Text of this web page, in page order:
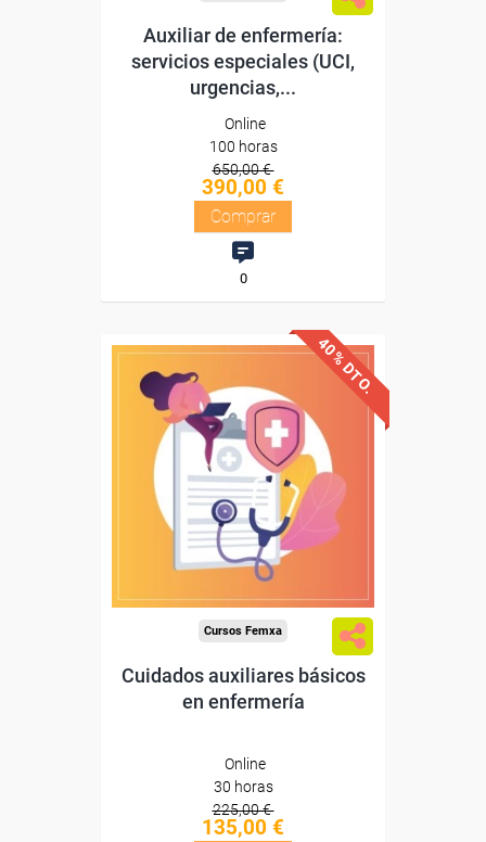
Auxiliar de enfermería:
servicios especiales (UCI,
urgencias,...
Online
100 horas
650,00 €
390,00 €
Comprar
0
40% DTO.
Descuentos especiales
Sin requisitos de acceso
Diploma
Compra segura
Cursos Femxa
Cuidados auxiliares básicos
en enfermería
Online
30 horas
225,00 €
135,00 €